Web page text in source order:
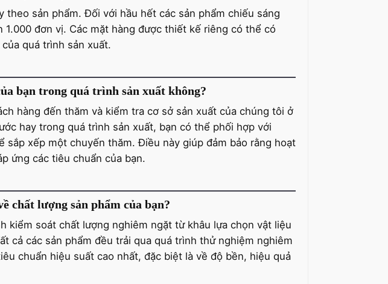
theo sản phẩm. Đối với hầu hết các sản phẩm chiếu sáng
1.000 đơn vị. Các mặt hàng được thiết kế riêng có thể có
quá trình sản xuất.
bạn trong quá trình sản xuất không?
hàng đến thăm và kiểm tra cơ sở sản xuất của chúng tôi ở
hay trong quá trình sản xuất, bạn có thể phối hợp với
sắp xếp một chuyến thăm. Điều này giúp đảm bảo rằng hoạt
ứng các tiêu chuẩn của bạn.
chất lượng sản phẩm của bạn?
kiểm soát chất lượng nghiêm ngặt từ khâu lựa chọn vật liệu
cả các sản phẩm đều trải qua quá trình thử nghiệm nghiêm
chuẩn hiệu suất cao nhất, đặc biệt là về độ bền, hiệu quả